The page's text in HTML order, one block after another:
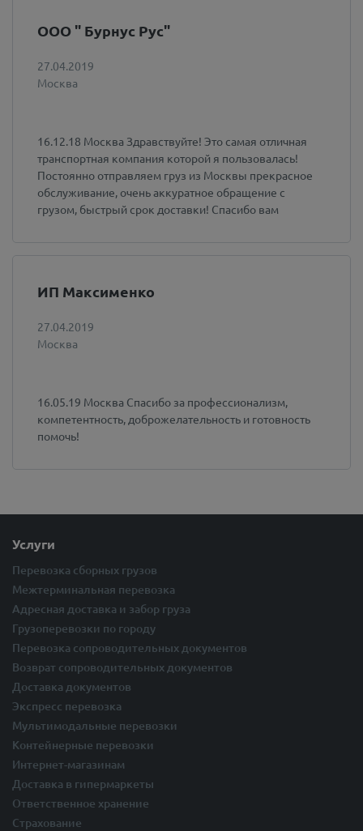
ООО " Бурнус Рус"
27.04.2019
Москва
16.12.18 Москва Здравствуйте! Это самая отличная
транспортная компания которой я пользовалась!
Постоянно отправляем груз из Москвы прекрасное
обслуживание, очень аккуратное обращение с
грузом, быстрый срок доставки! Спасибо вам
ИП Максименко
27.04.2019
Москва
16.05.19 Москва Спасибо за профессионализм,
компетентность, доброжелательность и готовность
помочь!
Услуги
Перевозка сборных грузов
Межтерминальная перевозка
Адресная доставка и забор груза
Грузоперевозки по городу
Перевозка сопроводительных документов
Возврат сопроводительных документов
Доставка документов
Экспресс перевозка
Мультимодальные перевозки
Контейнерные перевозки
Интернет-магазинам
Доставка в гипермаркеты
Ответственное хранение
Страхование